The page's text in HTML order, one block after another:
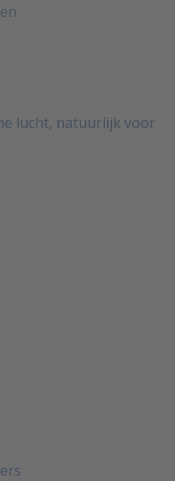
lucht, natuurlijk voor